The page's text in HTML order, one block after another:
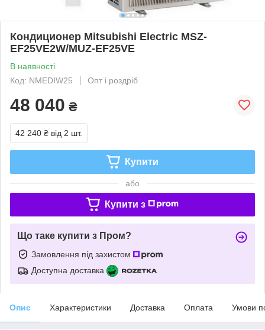
Кондиционер Mitsubishi Electric MSZ-
EF25VE2W/MUZ-EF25VE
В наявності
Код: NMEDIW25
Опт і роздріб
48 040 ₴
42 240 ₴ від 2 шт.
Купити
або
Купити з
Що таке купити з Пром?
Замовлення під захистом
Доступна доставка
Опис Характеристики Доставка Оплата Умови